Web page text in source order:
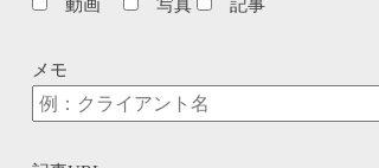
動画
写真 記事
メモ